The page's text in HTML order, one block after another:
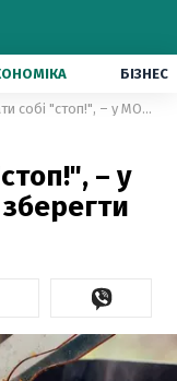
БІЗНЕС
Вмійте сказати собі "стоп!", – у МОЗ дали поради, як зберегти здоров'я у свята
– у